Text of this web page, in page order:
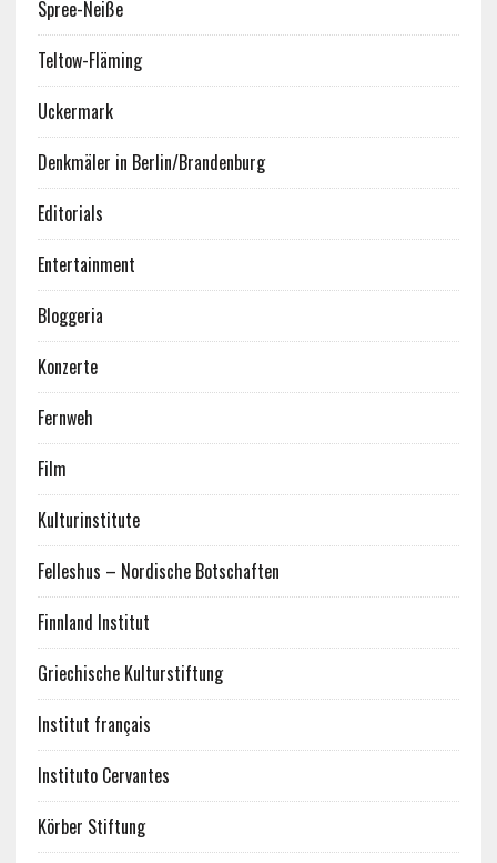
Spree-Neiße
Teltow-Fläming
Uckermark
Denkmäler in Berlin/Brandenburg
Editorials
Entertainment
Bloggeria
Konzerte
Fernweh
Film
Kulturinstitute
Felleshus – Nordische Botschaften
Finnland Institut
Griechische Kulturstiftung
Institut français
Instituto Cervantes
Körber Stiftung